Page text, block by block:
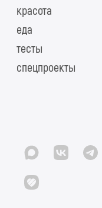
красота
еда
тесты
спецпроекты